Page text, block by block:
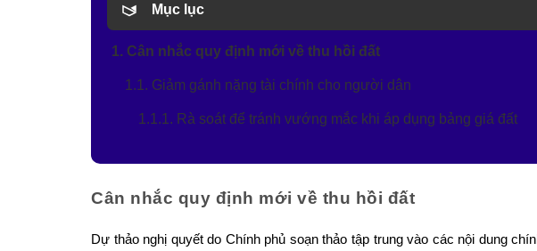
Mục lục
1. Cân nhắc quy định mới về thu hồi đất
1.1. Giảm gánh nặng tài chính cho người dân
1.1.1. Rà soát để tránh vướng mắc khi áp dụng bảng giá đất
Cân nhắc quy định mới về thu hồi đất
Dự thảo nghị quyết do Chính phủ soạn thảo tập trung vào các nội dung